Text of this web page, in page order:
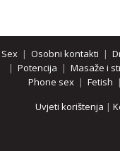
Sex| Osobni kontakti |
| Potencija | Masaže i
Phone sex| Fetish |
Uvjeti korištenja |